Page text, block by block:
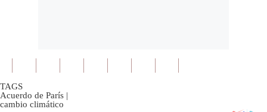
TAGS
Acuerdo de París |
cambio climático